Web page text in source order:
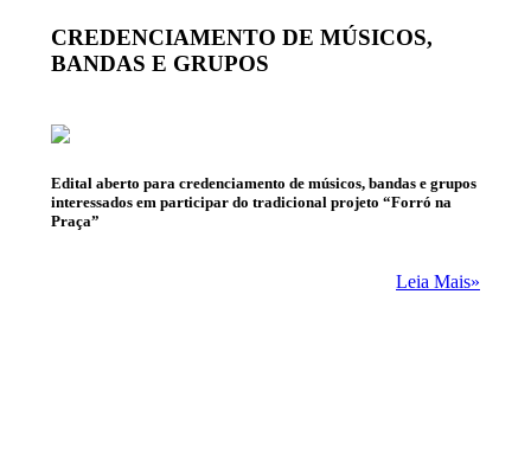
CREDENCIAMENTO DE MÚSICOS,
BANDAS E GRUPOS
Edital aberto para credenciamento de músicos, bandas e grupos
interessados em participar do tradicional projeto “Forró na
Praça”
Leia Mais»